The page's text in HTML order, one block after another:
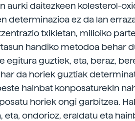
aurki daitezkeen kolesterol-
determinazioa ez da lan
txikietan, milioiko
handiko metodoa behar
egitura guztiek, eta, beraz,
da horiek guztiak
hainbat konposaturekin
horiek ongi garbitzea.
ondorioz, eraldatu eta